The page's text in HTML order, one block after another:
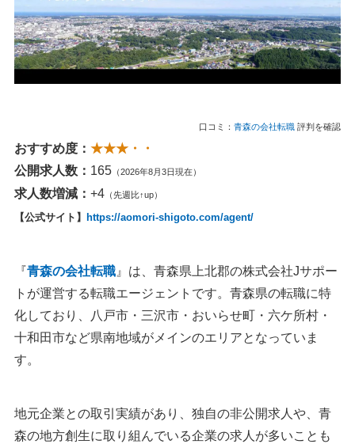
口コミ： 青森の会社転職 評判を確認
おすすめ度： ★★★・・
公開求人数： 165 （2026年8月3日現在）
求人数増減： +4 （先週比↑up）
【公式サイト】 https://aomori-shigoto.com/agent/
『青森の会社転職』は、青森県上北郡の株式会社Jサポー
トが運営する転職エージェントです。青森県の転職に特
化しており、八戸市・三沢市・おいらせ町・六ケ所村・
十和田市など県南地域がメインのエリアとなっていま
す。
地元企業との取引実績があり、独自の非公開求人や、青
森の地方創生に取り組んでいる企業の求人が多いことも